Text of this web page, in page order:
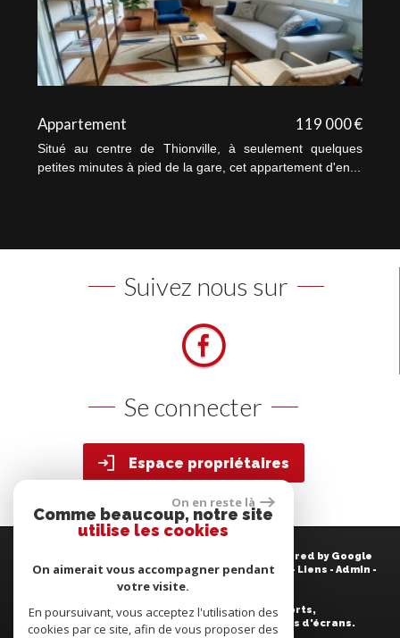
Appartement 119 000 €
Situé au centre de Thionville, à seulement quelques
petites minutes à pied de la gare, cet appartement d'en...
Suivez nous sur
Se connecter
Espace propriétaires
© 2026 | Tous droits réservés | Traduction powered by Google
Plan du site-Mentions légales-Nos honoraires - Liens - Admin -
Politique RGPD
Site internet compatible multi-supports,
un seul site adaptable à tous les types d'écrans.
On en reste là
Comme beaucoup, notre site
utilise les cookies
On aimerait vous accompagner pendant
votre visite.
En poursuivant, vous acceptez l'utilisation des
cookies par ce site, afin de vous proposer des